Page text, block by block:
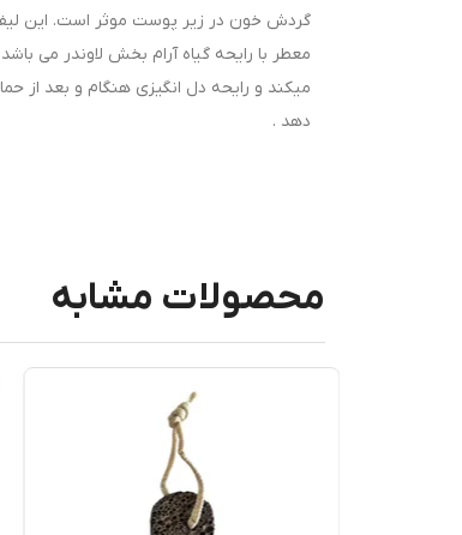
گردش خون در زیر پوست موثر است. این لیف
معطر با رایحه گیاه آرام بخش لاوندر می
میکند و رایحه دل انگیزی هنگام و بعد از
دهد .
محصولات مشابه